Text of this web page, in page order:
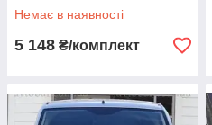
Немає в наявності
5 148 ₴/комплект